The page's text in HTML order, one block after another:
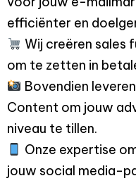
efficiënter en
Wij creëren sales
om te zetten in
Bovendien
Content om jouw
niveau te tillen.
Onze expertise
jouw social media-